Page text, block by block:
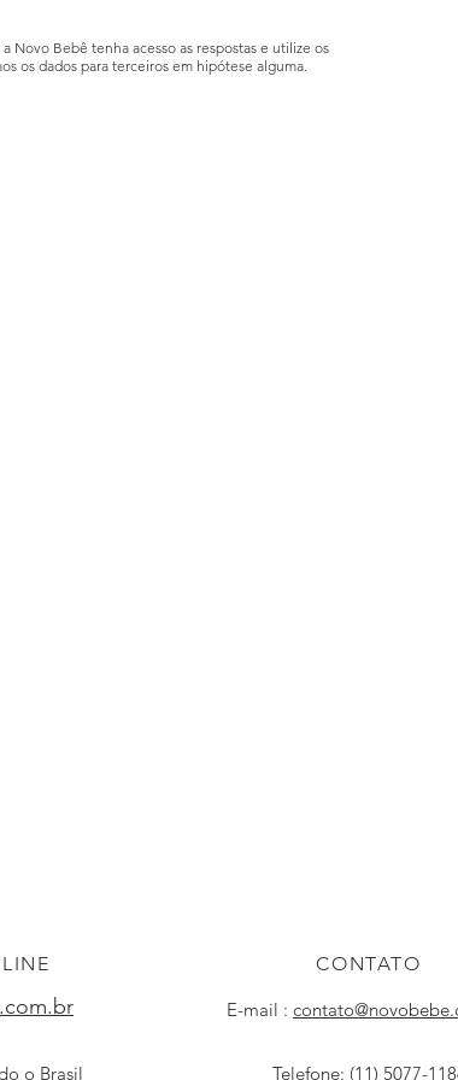
Novo Bebê tenha acesso as respostas e utilize os
os dados para terceiros em hipótese alguma.
o Brasil
CONTATO
E-mail :
Telefone: (11) 5077-